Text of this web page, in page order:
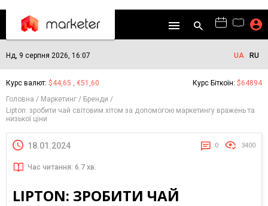
Нд, 9 серпня 2026, 16:07 UA RU
Курс валют: $44,65 , €51,60 Курс Біткоїн: $64894
Головна
Маркетинг
Бренди
Lipton: зробити чай світовим хітом за допомогою маркетингу вражень та
низької ціни
18.01.2024 0 3400
Час читання: 6.7 хв.
LIPTON: ЗРОБИТИ ЧАЙ